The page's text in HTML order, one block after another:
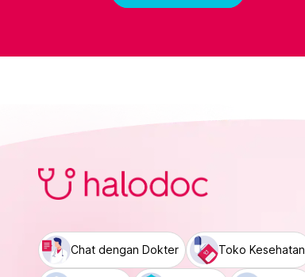
Chat dengan Dokter Toko Kesehatan